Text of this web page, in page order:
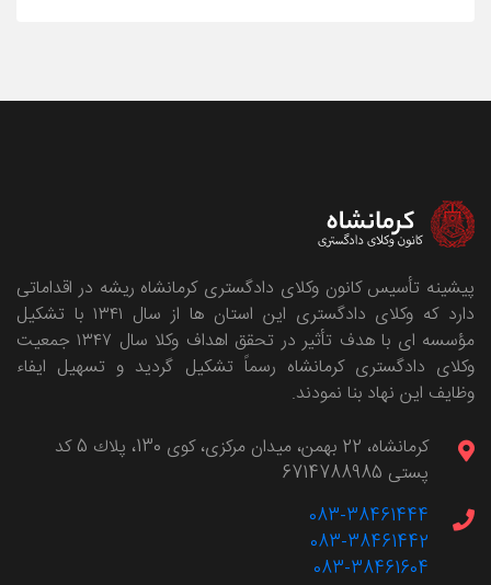
پیشینه تأسیس کانون وکلای دادگستری کرمانشاه ریشه در اقداماتی
دارد که وکلای دادگستری این استان ها از سال ۱۳۴۱ با تشکیل
مؤسسه ای با هدف تأثیر در تحقق اهداف وکلا سال ۱۳۴۷ جمعیت
وکلای دادگستری کرمانشاه رسماً تشکیل گردید و تسهیل ایفاء
وظایف این نهاد بنا نمودند.
كرمانشاه، 22 بهمن، ميدان مركزی، كوی 130، پلاك 5 کد
پستی 6714788985
083-38461444
083-38461442
083-38461604